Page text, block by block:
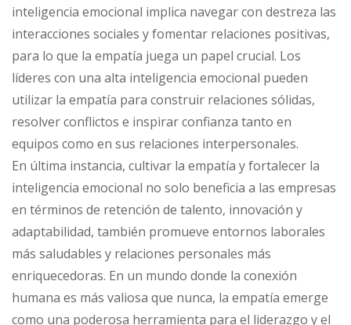
inteligencia emocional implica navegar con destreza las
interacciones sociales y fomentar relaciones positivas,
para lo que la empatía juega un papel crucial. Los
líderes con una alta inteligencia emocional pueden
utilizar la empatía para construir relaciones sólidas,
resolver conflictos e inspirar confianza tanto en
equipos como en sus relaciones interpersonales.
En última instancia, cultivar la empatía y fortalecer la
inteligencia emocional no solo beneficia a las empresas
en términos de retención de talento, innovación y
adaptabilidad, también promueve entornos laborales
más saludables y relaciones personales más
enriquecedoras. En un mundo donde la conexión
humana es más valiosa que nunca, la empatía emerge
como una poderosa herramienta para el liderazgo y el